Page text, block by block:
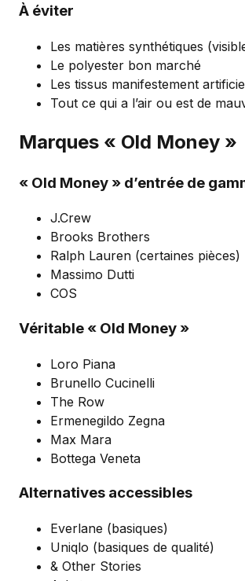
À éviter
Les matières synthétiques
Le polyester bon marché
Les tissus manifestement
Tout ce qui a l’air ou est de
Marques « Old Money »
« Old Money » d’entrée de
J.Crew
Brooks Brothers
Ralph Lauren (certaines pièces)
Massimo Dutti
COS
Véritable « Old Money »
Loro Piana
Brunello Cucinelli
The Row
Ermenegildo Zegna
Max Mara
Bottega Veneta
Alternatives accessibles
Everlane (basiques)
Uniqlo (basiques de qualité)
& Other Stories